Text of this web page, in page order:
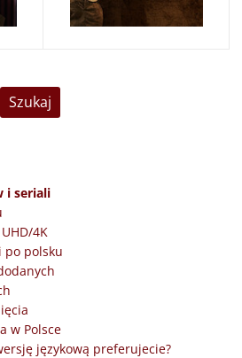
i seriali
4K
po polsku
w Polsce
językową preferujecie?